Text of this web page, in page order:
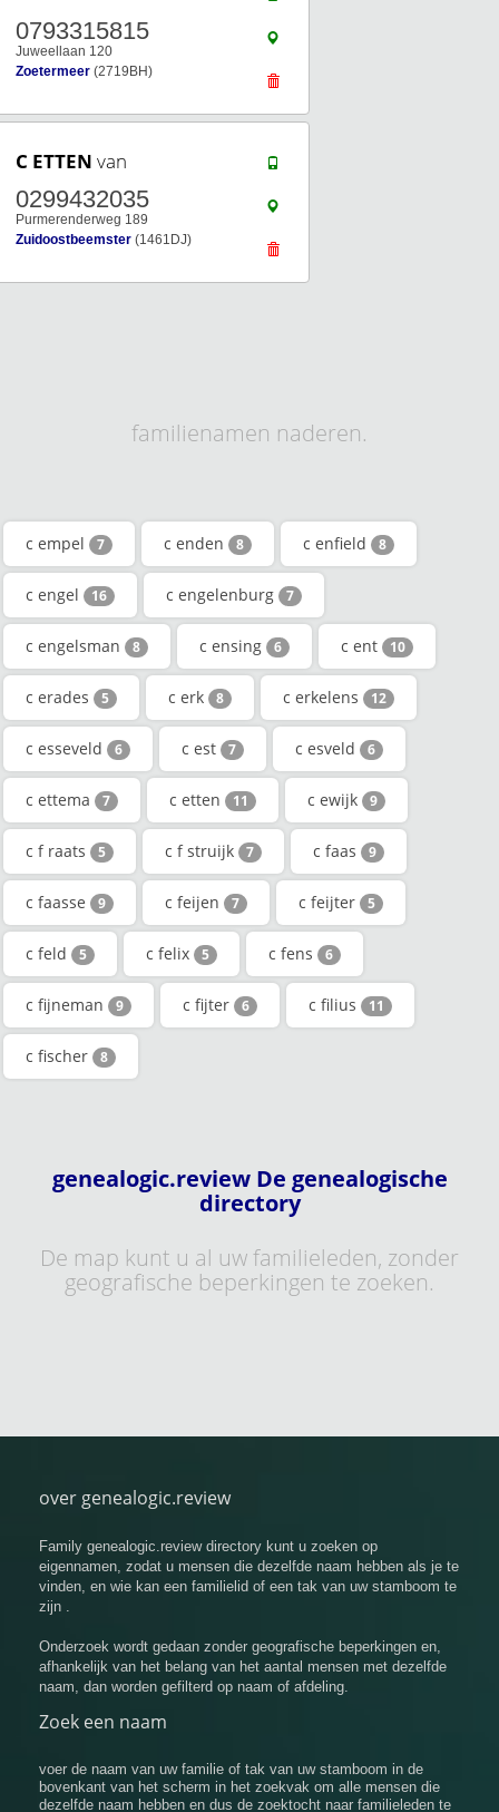
0793315815
Juweellaan 120
Zoetermeer (2719BH)
C ETTEN van
0299432035
Purmerenderweg 189
Zuidoostbeemster (1461DJ)
familienamen naderen.
c empel 7 c enden 8 c enfield 8
c engel 16 c engelenburg 7
c engelsman 8 c ensing 6 c ent 10
c erades 5 c erk 8 c erkelens 12
c esseveld 6 c est 7 c esveld 6
c ettema 7 c etten 11 c ewijk 9
c f raats 5 c f struijk 7 c faas 9
c faasse 9 c feijen 7 c feijter 5
c feld 5 c felix 5 c fens 6
c fijneman 9 c fijter 6 c filius 11
c fischer 8
genealogic.review De genealogische
directory
De map kunt u al uw familieleden, zonder
geografische beperkingen te zoeken.
over genealogic.review
Family genealogic.review directory kunt u zoeken op
eigennamen, zodat u mensen die dezelfde naam hebben als je te
vinden, en wie kan een familielid of een tak van uw stamboom te
zijn .
Onderzoek wordt gedaan zonder geografische beperkingen en,
afhankelijk van het belang van het aantal mensen met dezelfde
naam, dan worden gefilterd op naam of afdeling.
Zoek een naam
voer de naam van uw familie of tak van uw stamboom in de
bovenkant van het scherm in het zoekvak om alle mensen die
dezelfde naam hebben en dus de zoektocht naar familieleden te